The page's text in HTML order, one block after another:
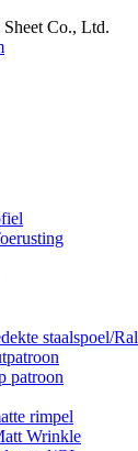
Co., Ltd.
staalspoel/Ral
patroon
rimpel
Wrinkle